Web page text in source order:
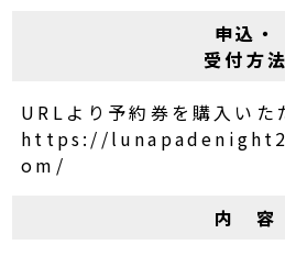
申込・
受付方法
URLより予約券を購入いた
https://
om/
内 容